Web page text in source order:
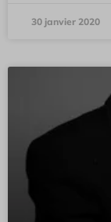
30 janvier 2020